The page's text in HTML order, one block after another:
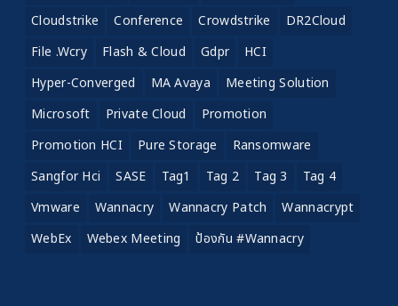
Cloudstrike
Conference Crowdstrike
DR2Cloud
File .wcry
Flash & Cloud Gdpr
HCI
Hyper-Converged
MA Avaya
Meeting Solution
Microsoft
Private Cloud
Promotion
Promotion HCI
Pure Storage
Ransomware
Sangfor Hci
SASE Tag1 Tag 2 Tag 3
Tag 4
Vmware
Wannacry Wannacry Patch
Wannacrypt
WebEx
Webex Meeting ป้องกัน #wannacry